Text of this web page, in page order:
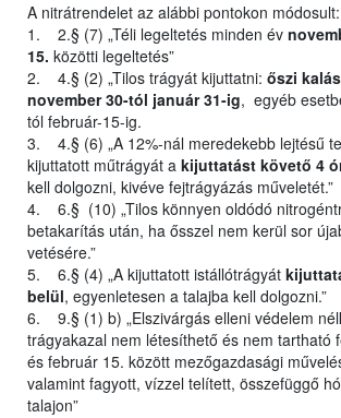
A nitrátrendelet az alábbi pontokon módosult:
1. 2.§ (7) „Téli legeltetés minden év
15. közötti legeltetés”
2. 4.§ (2) „Tilos trágyát kijuttatni: őszi
november 30-tól január 31-ig, egyéb
tól február-15-ig.
3. 4.§ (6) „A 12%-nál meredekebb lejtésű
kijuttatott műtrágyát a kijuttatást követő 4
kell dolgozni, kivéve fejtrágyázás műveletét.”
4. 6.§ (10) „Tilos könnyen oldódó
betakarítás után, ha ősszel nem kerül sor
vetésére.”
5. 6.§ (4) „A kijuttatott istállótrágyát
belül, egyenletesen a talajba kell dolgozni.”
6. 9.§ (1) b) „Elszivárgás elleni védelem
trágyakazal nem létesíthető és nem tartható
és február 15. között mezőgazdasági
valamint fagyott, vízzel telített, összefüggő
talajon”